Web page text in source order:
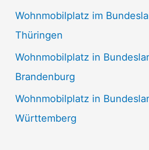
Wohnmobilplatz im
Thüringen
Wohnmobilplatz in
Brandenburg
Wohnmobilplatz in
Württemberg